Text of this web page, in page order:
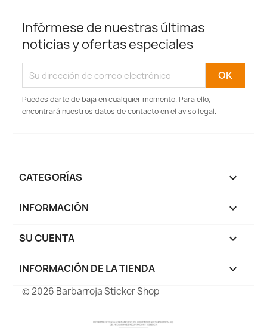
Infórmese de nuestras últimas
noticias y ofertas especiales
Puedes darte de baja en cualquier momento. Para ello,
encontrará nuestros datos de contacto en el aviso legal.
CATEGORÍAS 
INFORMACIÓN 
SU CUENTA 
INFORMACIÓN DE LA TIENDA keyboard_arrow_down
© 2026 Barbarroja Sticker Shop